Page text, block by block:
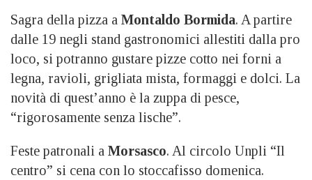
Sagra della pizza a Montaldo Bormida. A partire
dalle 19 negli stand gastronomici allestiti dalla pro
loco, si potranno gustare pizze cotto nei forni a
legna, ravioli, grigliata mista, formaggi e dolci. La
novità di quest’anno è la zuppa di pesce,
“rigorosamente senza lische”.
Feste patronali a Morsasco. Al circolo Unpli “Il
centro” si cena con lo stoccafisso domenica.